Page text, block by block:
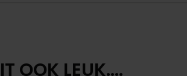
OOK LEUK....